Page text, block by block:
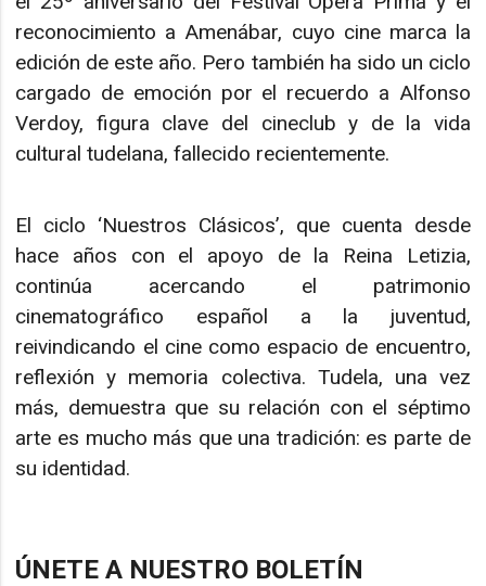
reconocimiento a Amenábar, cuyo cine marca la
edición de este año. Pero también ha sido un ciclo
cargado de emoción por el recuerdo a Alfonso
Verdoy, figura clave del cineclub y de la vida
cultural tudelana, fallecido recientemente.
El ciclo ‘Nuestros Clásicos’, que cuenta desde
hace años con el apoyo de la Reina Letizia,
continúa acercando el patrimonio
cinematográfico español a la juventud,
reivindicando el cine como espacio de encuentro,
reflexión y memoria colectiva. Tudela, una vez
más, demuestra que su relación con el séptimo
arte es mucho más que una tradición: es parte de
su identidad.
ÚNETE A NUESTRO BOLETÍN